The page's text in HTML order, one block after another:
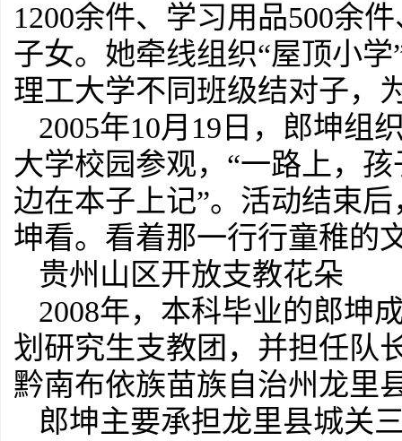
1200余件、学习用品500余
子女。她牵线组织“屋顶小
理工大学不同班级结对子，
2005年10月19日，郎坤组
大学校园参观，“一路上，
边在本子上记”。活动结束
坤看。看着那一行行童稚的
贵州山区开放支教花朵
2008年，本科毕业的郎坤
划研究生支教团，并担任队
黔南布依族苗族自治州龙里
郎坤主要承担龙里县城关